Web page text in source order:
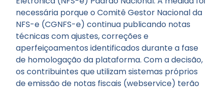
necessária porque o Comitê Gestor Nacional da
NFS-e (CGNFS-e) continua publicando notas
técnicas com ajustes, correções e
aperfeiçoamentos identificados durante a fase
de homologação da plataforma. Com a decisão,
os contribuintes que utilizam sistemas próprios
de emissão de notas fiscais (webservice) terão